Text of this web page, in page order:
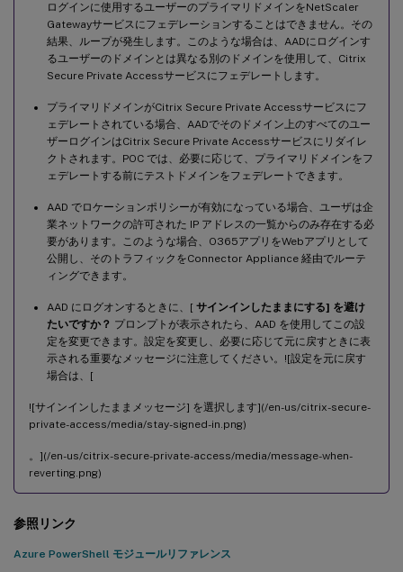
ログインに使用するユーザーのプライマリドメインをNetScaler
Gatewayサービスにフェデレーションすることはできません。その
結果、ループが発生します。このような場合は、AADにログインす
るユーザーのドメインとは異なる別のドメインを使用して、Citrix
Secure Private Accessサービスにフェデレートします。
プライマリドメインがCitrix Secure Private Accessサービスにフ
ェデレートされている場合、AADでそのドメイン上のすべてのユー
ザーログインはCitrix Secure Private Accessサービスにリダイレ
クトされます。POC では、必要に応じて、プライマリドメインをフ
ェデレートする前にテストドメインをフェデレートできます。
AAD でロケーションポリシーが有効になっている場合、ユーザは企
業ネットワークの許可された IP アドレスの一覧からのみ存在する必
要があります。このような場合、O365アプリをWebアプリとして
公開し、そのトラフィックをConnector Appliance 経由でルーテ
ィングできます。
AAD にログオンするときに、[ サインインしたままにする] を避け
たいですか？ プロンプトが表示されたら、AAD を使用してこの設
定を変更できます。設定を変更し、必要に応じて元に戻すときに表
示される重要なメッセージに注意してください。![設定を元に戻す
場合は、[
![サインインしたままメッセージ] を選択します](/en-us/citrix-secure-
private-access/media/stay-signed-in.png)
。](/en-us/citrix-secure-private-access/media/message-when-
reverting.png)
参照リンク
Azure PowerShell モジュールリファレンス